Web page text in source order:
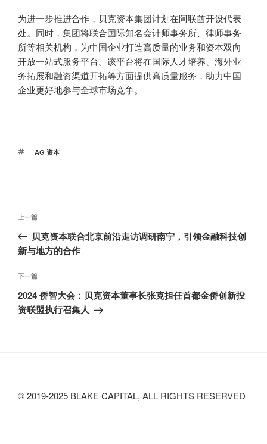
为进一步推进合作，贝克资本集团计划在阿联酋开设代表
处。同时，集团将联合国际知名会计师事务所、律师事务
所等相关机构，为中国企业打造高质量的业务和资本双向
开放一站式服务平台。该平台将在国际人才培养、海外业
务拓展和融资渠道开拓等方面提供高质量服务，助力中国
企业更好地参与全球市场竞争。
标
AG 资本
文
导
航
上
一
篇
章
上一篇
贝克资本联合北京前沿走访调研南宁，引领金融科技创
新与地方的合作
下
一
篇
下一篇
2024 侨智大会：贝克资本董事长张克担任首都金侨创新投
资联盟执行召集人
© 2019-2025 BLAKE CAPITAL, ALL RIGHTS RESERVED